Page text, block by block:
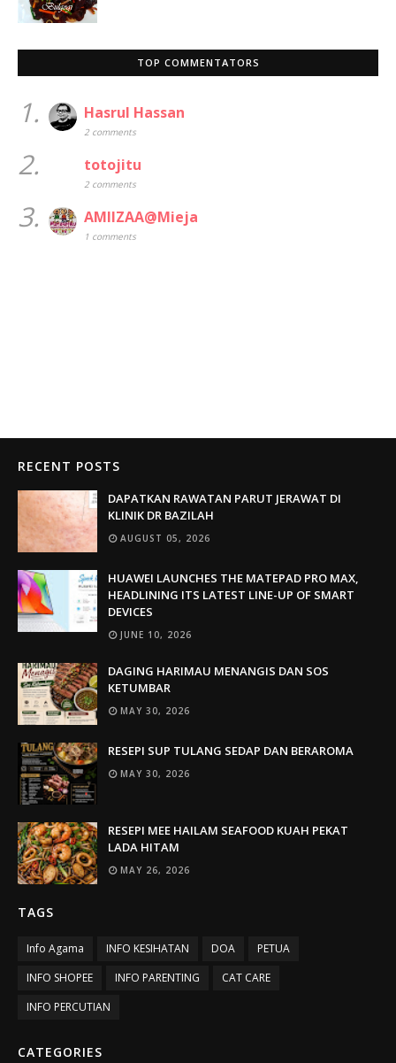
TOP COMMENTATORS
1. Hasrul Hassan
2 comments
2. totojitu
2 comments
3. AMIIZAA@Mieja
1 comments
RECENT POSTS
DAPATKAN RAWATAN PARUT JERAWAT DI
KLINIK DR BAZILAH
AUGUST 05, 2026
HUAWEI LAUNCHES THE MATEPAD PRO MAX,
HEADLINING ITS LATEST LINE-UP OF SMART
DEVICES
JUNE 10, 2026
DAGING HARIMAU MENANGIS DAN SOS
KETUMBAR
MAY 30, 2026
RESEPI SUP TULANG SEDAP DAN BERAROMA
MAY 30, 2026
RESEPI MEE HAILAM SEAFOOD KUAH PEKAT
LADA HITAM
MAY 26, 2026
TAGS
Info Agama INFO KESIHATAN DOA
PETUA
INFO SHOPEE
INFO PARENTING
CAT CARE
INFO PERCUTIAN
CATEGORIES